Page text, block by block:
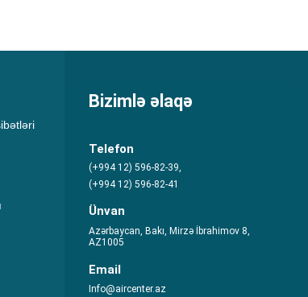
Bizimlə əlaqə
Telefon
(+994 12) 596-82-39,
(+994 12) 596-82-41
Ünvan
Azərbaycan, Bakı, Mirzə İbrahimov 8,
AZ1005
Email
Info@aircenter.az